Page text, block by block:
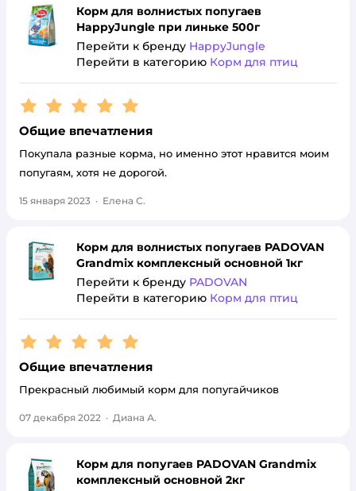
Корм для волнистых попугаев
HappyJungle при линьке 500г
Перейти к бренду HappyJungle
Перейти в категорию Корм для птиц
Рейтинг:5
Общие впечатления
Покупала разные корма, но именно этот нравится моим
попугаям, хотя не дорогой.
15 января 2023 · Елена С.
Корм для волнистых попугаев PADOVAN
Grandmix комплексный основной 1кг
Перейти к бренду PADOVAN
Перейти в категорию Корм для птиц
Рейтинг:5
Общие впечатления
Прекрасный любимый корм для попугайчиков
07 декабря 2022 · Диана А.
Корм для попугаев PADOVAN Grandmix
комплексный основной 2кг